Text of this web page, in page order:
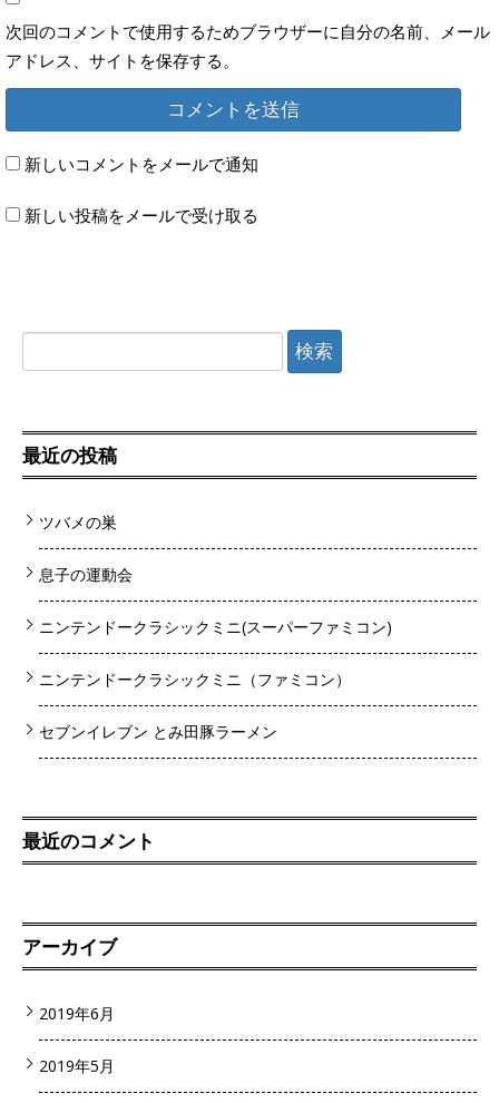
次回のコメントで使用するためブラウザーに自分の名前、メール
アドレス、サイトを保存する。
新しいコメントをメールで通知
新しい投稿をメールで受け取る
最近の投稿
ツバメの巣
息子の運動会
ニンテンドークラシックミニ(スーパーファミコン)
ニンテンドークラシックミニ（ファミコン）
セブンイレブン とみ田豚ラーメン
最近のコメント
アーカイブ
2019年6月
2019年5月